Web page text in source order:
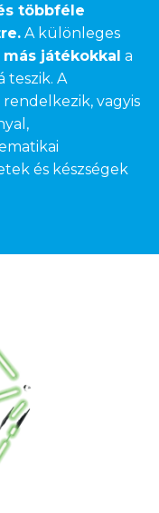
többféle
A különleges
játékokkal a
teszik. A
rendelkezik, vagyis
és készségek